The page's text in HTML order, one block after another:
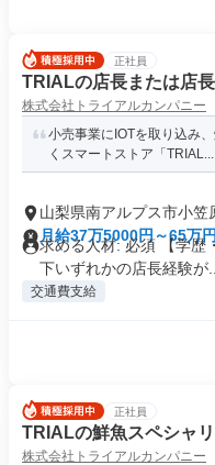
正社員
TRIALの店長または店
株式会社トライアルカンパニー
小売事業にIOTを取り込み
くスマートストア「TRIAL...
山梨県南アルプス市小笠
月給37万5000円～65万円
求める人材: 必須 【学歴
下いずれかの店長経験が...
交通費支給
正社員
TRIALの鮮魚スペシャ
株式会社トライアルカンパニー